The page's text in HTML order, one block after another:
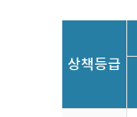
상책등급